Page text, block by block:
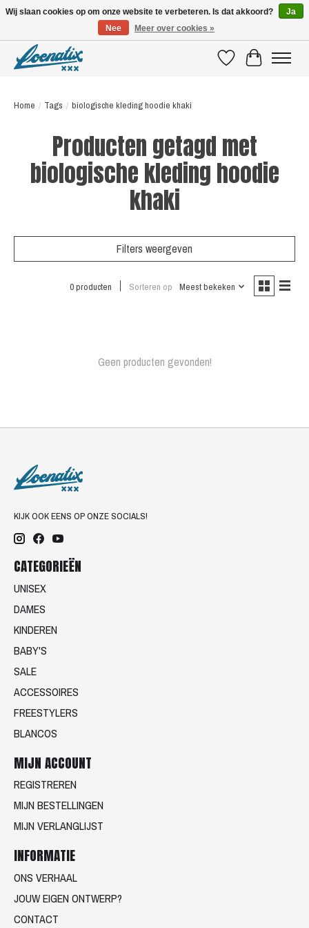
VerlanglijstWinkelwagen
Home / Tags / biologische kleding hoodie khaki
Producten getagd met
biologische kleding hoodie
khaki
Filters weergeven
0 producten Sorteren op Meest bekeken
Geen producten gevonden!
KIJK OOK EENS OP ONZE SOCIALS!
CATEGORIEËN
UNISEX
DAMES
KINDEREN
BABY'S
SALE
ACCESSOIRES
FREESTYLERS
BLANCOS
MIJN ACCOUNT
REGISTREREN
MIJN BESTELLINGEN
MIJN VERLANGLIJST
INFORMATIE
ONS VERHAAL
JOUW EIGEN ONTWERP?
CONTACT
Wij slaan cookies op om onze website te verbeteren. Is dat akkoord?
Ja
Nee
Meer over cookies »